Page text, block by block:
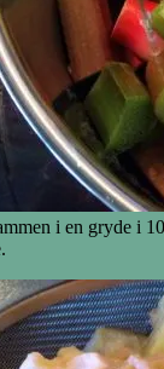
i en gryde i